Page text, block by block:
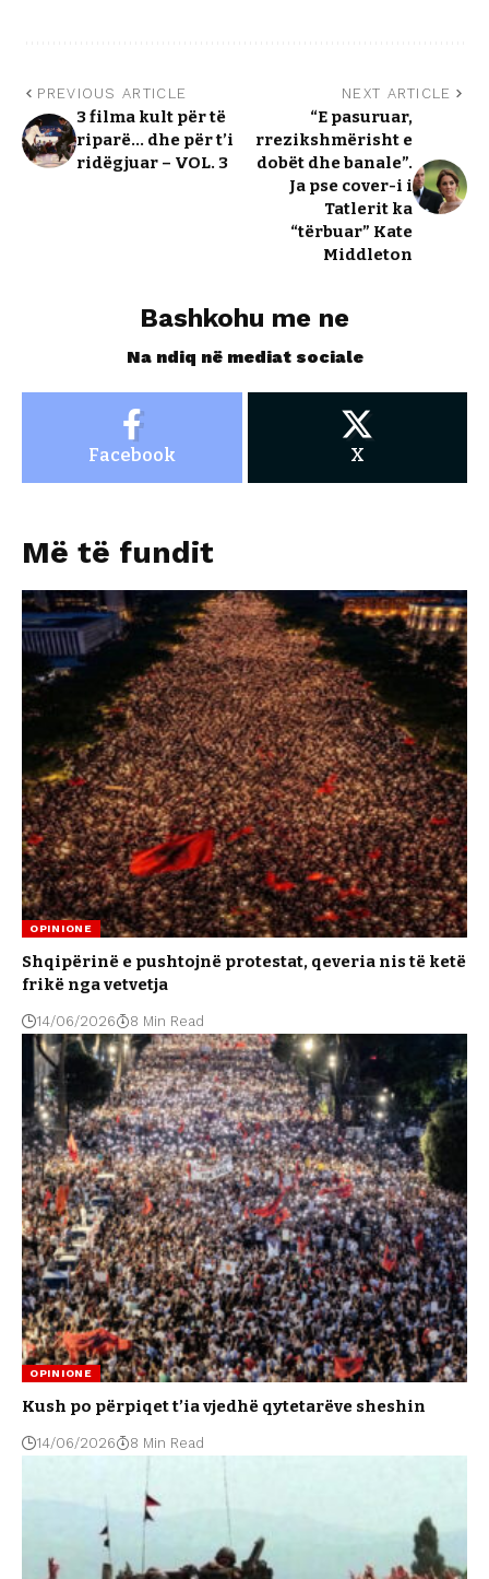
PREVIOUS ARTICLE
3 filma kult për të
riparë… dhe për t’i
ridëgjuar – VOL. 3
NEXT ARTICLE
“E pasuruar,
rrezikshmërisht e
dobët dhe banale”.
Ja pse cover-i i
Tatlerit ka
“tërbuar” Kate
Middleton
Bashkohu me ne
Na ndiq në mediat sociale
Facebook X
Më të fundit
OPINIONE
Shqipërinë e pushtojnë protestat, qeveria nis të ketë
frikë nga vetvetja
14/06/2026 8 Min Read
OPINIONE
Kush po përpiqet t’ia vjedhë qytetarëve sheshin
14/06/2026 8 Min Read